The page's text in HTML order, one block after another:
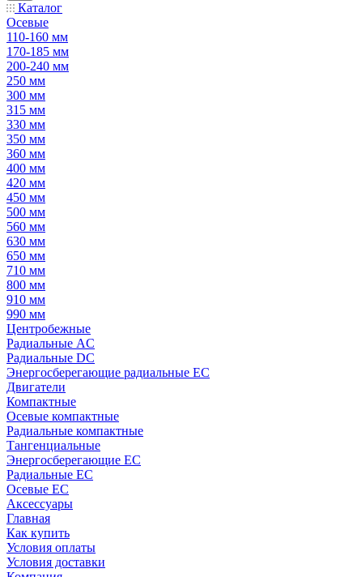
Каталог
Осевые
110-160 мм
170-185 мм
200-240 мм
250 мм
300 мм
315 мм
330 мм
350 мм
360 мм
400 мм
420 мм
450 мм
500 мм
560 мм
630 мм
650 мм
710 мм
800 мм
910 мм
990 мм
Центробежные
Радиальные AC
Радиальные DC
Энергосберегающие радиальные EC
Двигатели
Компактные
Осевые компактные
Радиальные компактные
Тангенциальные
Энергосберегающие EC
Радиальные EC
Осевые EC
Аксессуары
Главная
Как купить
Условия оплаты
Условия доставки